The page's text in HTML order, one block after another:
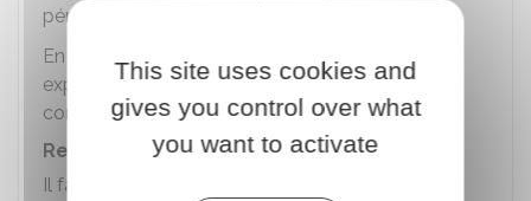
période de repos.
En cas de non-tenue de ce registre, vous vous
exposez à une amende de 1 500 €par salarié
concerné.
Registre des contrôles de sécurité
Il faut indiquer dans ce registre que les contrôles
This site uses cookies and
gives you control over what
you want to activate